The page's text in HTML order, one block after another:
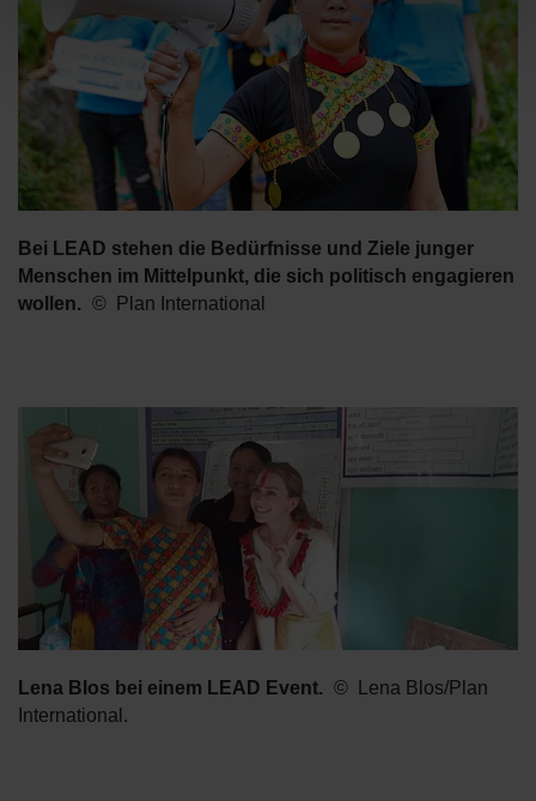
Bei LEAD stehen die Bedürfnisse und Ziele junger
Menschen im Mittelpunkt, die sich politisch engagieren
wollen.
Plan International
Lena Blos bei einem LEAD Event.
Lena Blos/Plan
International.